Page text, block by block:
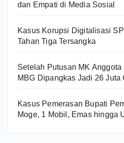
dan Empati di Media Sosial
Kasus Korupsi Digitalisasi
Tahan Tiga Tersangka
Setelah Putusan MK
MBG Dipangkas Jadi 26 Juta
Kasus Pemerasan Bupati
Moge, 1 Mobil, Emas hingga